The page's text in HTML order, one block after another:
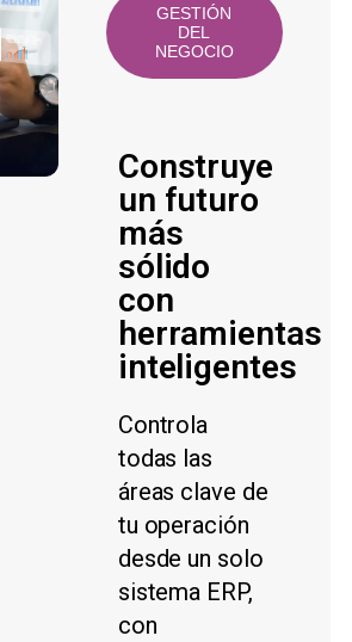
GESTIÓN
DEL
NEGOCIO
Construye
un futuro
más
sólido
con
herramientas
inteligentes
Controla
todas las
áreas clave de
tu operación
desde un solo
sistema ERP,
con